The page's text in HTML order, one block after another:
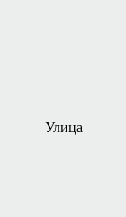
Улица